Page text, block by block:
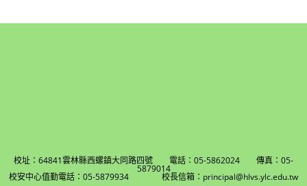
校址：64841雲林縣西螺鎮大同路四號 電話：05-5862024 傳真：05-
5879014
校安中心值勤電話：05-5879934 校長信箱：principal@hlvs.ylc.edu.tw